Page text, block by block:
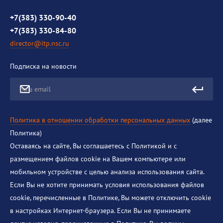
Противодействие коррупции
+7(383) 330-90-40
+7(383) 330-84-80
director@itp.nsc.ru
Подписка на новости
Ваш email
Политика в отношении обработки персональных данных (далее
Политика)
Оставаясь на сайте, Вы соглашаетесь с Политикой и с
размещением файлов cookie на Вашем компьютере или
мобильном устройстве с целью анализа использования сайта.
Если Вы не хотите принимать условия использования файлов
cookie, перечисленные в Политике, Вы можете отключить cookie
в настройках Интернет-браузера. Если Вы не принимаете